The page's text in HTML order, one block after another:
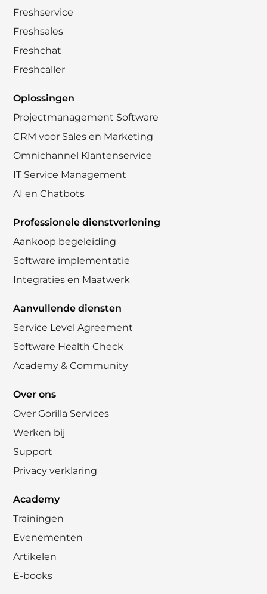
Freshservice
Freshsales
Freshchat
Freshcaller
Oplossingen
Projectmanagement Software
CRM voor Sales en Marketing
Omnichannel Klantenservice
IT Service Management
AI en Chatbots
Professionele dienstverlening
Aankoop begeleiding
Software implementatie
Integraties en Maatwerk
Aanvullende diensten
Service Level Agreement
Software Health Check
Academy & Community
Over ons
Over Gorilla Services
Werken bij
Support
Privacy verklaring
Academy
Trainingen
Evenementen
Artikelen
E-books